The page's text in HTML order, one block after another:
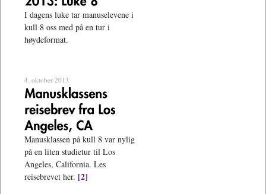
I dagens luke tar manuselevene i
kull 8 oss med på en tur i
høydeformat.
4. oktober 2013
Manusklassen på kull 8 var nylig
på en liten studietur til Los
Angeles, California. Les
reisebrevet her. [2]